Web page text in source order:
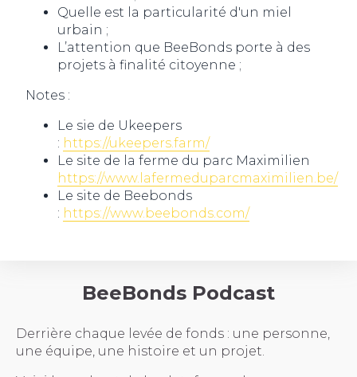
Quelle est la particularité d'un miel
urbain ;
L’attention que BeeBonds porte à des
projets à finalité citoyenne ;
Notes :
Le sie de Ukeepers
: https://ukeepers.farm/
Le site de la ferme du parc Maximilien
https://www.lafermeduparcmaximilien.be/
Le site de Beebonds
: https://www.beebonds.com/
BeeBonds Podcast
Derrière chaque levée de fonds : une personne,
une équipe, une histoire et un projet.